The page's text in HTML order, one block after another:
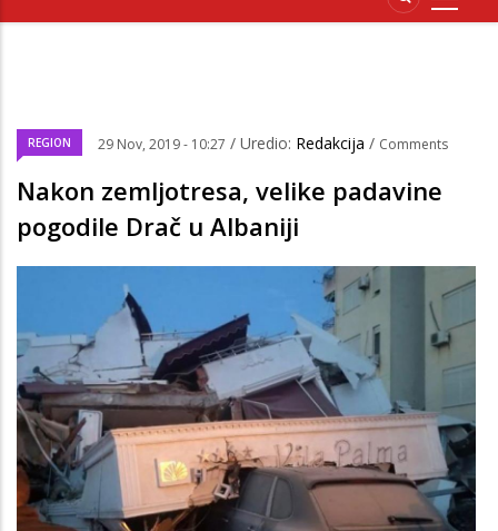
REGION 29 Nov, 2019 - 10:27 / Uredio: Redakcija / Comments
Nakon zemljotresa, velike padavine
pogodile Drač u Albaniji